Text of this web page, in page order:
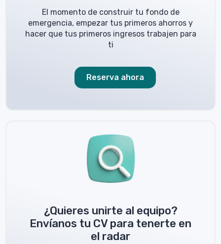
El momento de construir tu fondo de
emergencia, empezar tus primeros ahorros y
hacer que tus primeros ingresos trabajen para
ti
Reserva ahora
¿Quieres unirte al equipo?
Envíanos tu CV para tenerte en
el radar